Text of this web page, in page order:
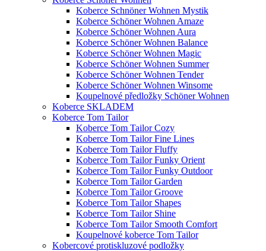
Koberce Schnöner Wohnen Mystik
Koberce Schöner Wohnen Amaze
Koberce Schöner Wohnen Aura
Koberce Schöner Wohnen Balance
Koberce Schöner Wohnen Magic
Koberce Schöner Wohnen Summer
Koberce Schöner Wohnen Tender
Koberce Schöner Wohnen Winsome
Koupelnové předložky Schöner Wohnen
Koberce SKLADEM
Koberce Tom Tailor
Koberce Tom Tailor Cozy
Koberce Tom Tailor Fine Lines
Koberce Tom Tailor Fluffy
Koberce Tom Tailor Funky Orient
Koberce Tom Tailor Funky Outdoor
Koberce Tom Tailor Garden
Koberce Tom Tailor Groove
Koberce Tom Tailor Shapes
Koberce Tom Tailor Shine
Koberce Tom Tailor Smooth Comfort
Koupelnové koberce Tom Tailor
Kobercové protiskluzové podložky